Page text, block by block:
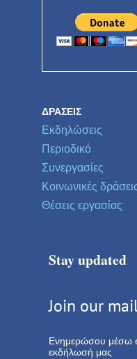
ΔΡΆΣΕΙΣ
Εκδηλώσεις
Περιοδικό
Συνεργασίες
Κοινωνικές
Θέσεις εργασίας
Stay updated
Join our
Ενημερώσου μέσω
εκδήλωσή μας